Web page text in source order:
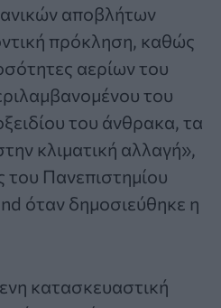
αποβλήτων
πρόκληση, καθώς
αερίων του
του
του άνθρακα, τα
κλιματική αλλαγή»,
του Πανεπιστημίου
όταν δημοσιεύθηκε η
κατασκευαστική